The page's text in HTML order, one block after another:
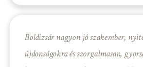
Boldizsár nagyon jó szakember,
újdonságokra és szorgalmasan,